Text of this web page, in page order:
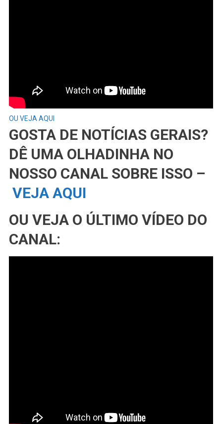
OU VEJA AQUI
GOSTA DE NOTÍCIAS GERAIS?
DÊ UMA OLHADINHA NO
NOSSO CANAL SOBRE ISSO –
VEJA AQUI
OU VEJA O ÚLTIMO VÍDEO DO
CANAL: